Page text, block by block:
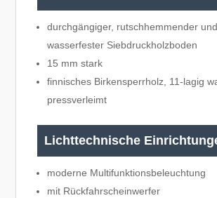
durchgängiger, rutschhemmender und
wasserfester Siebdruckholzboden
15 mm stark
finnisches Birkensperrholz, 11-lagig
pressverleimt
Lichttechnische
moderne Multifunktionsbeleuchtung
mit Rückfahrscheinwerfer